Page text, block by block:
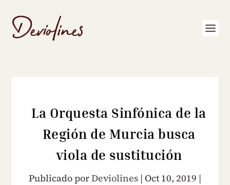
La Orquesta Sinfónica de la
Región de Murcia busca
viola de sustitución
Publicado porDeviolines | Oct 10, 2019 |